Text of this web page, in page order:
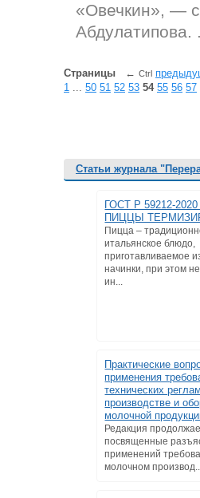
«Овечкин», —
Абдулатипова.
Страницы ← Ctrl
1 ... 50 51 52 53 54 55 56 57
Статьи журнала
ГОСТ Р 59212-
ПИЦЦЫ
Пицца –
итальянское блюдо,
приготавливаемое
начинки, при этом
ин...
Практические
применения
технических
производстве и
молочной
Редакция
посвященные
применений
молочном